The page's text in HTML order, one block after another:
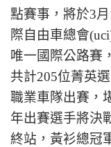
點賽事，將於3
際自由車總會
唯一國際公路賽
共計205位菁英
職業車隊出賽，
年出賽選手將決
終站，黃衫總冠